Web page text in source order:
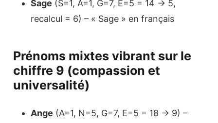
Sage (S=1, A=1, G=7, E=5 = 14 → 5,
recalcul = 6) – « Sage » en français
Prénoms mixtes vibrant sur le
chiffre 9 (compassion et
universalité)
Ange (A=1, N=5, G=7, E=5 = 18 → 9) –